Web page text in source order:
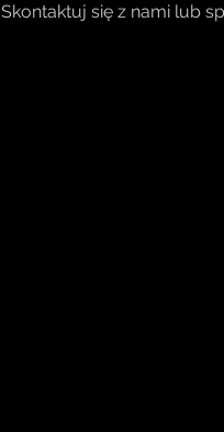
Skontaktuj się z nami lub